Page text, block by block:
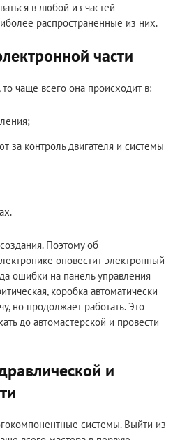
в любой из частей
распространенные из них.
части
чаще всего она происходит в:
за контроль двигателя и системы
Поэтому об
оповестит электронный
ошибки на панель управления
коробка автоматически
но продолжает работать. Это
до автомастерской и провести
и
системы. Выйти из